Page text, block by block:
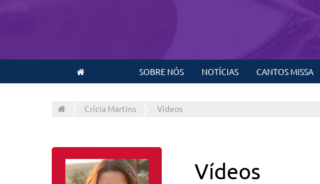
SOBRE NÓS NOTÍCIAS CANTOS MISSA
Crícia Martins Videos
Vídeos